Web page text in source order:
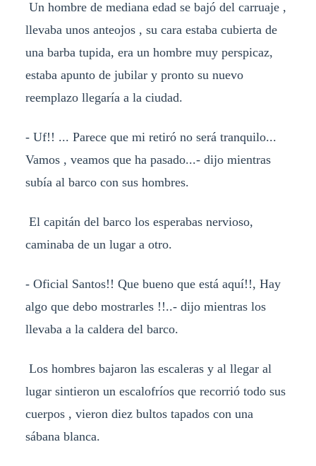
Un hombre de mediana edad se bajó del carruaje ,
llevaba unos anteojos , su cara estaba cubierta de
una barba tupida, era un hombre muy perspicaz,
estaba apunto de jubilar y pronto su nuevo
reemplazo llegaría a la ciudad.
- Uf!! ... Parece que mi retiró no será tranquilo...
Vamos , veamos que ha pasado...- dijo mientras
subía al barco con sus hombres.
El capitán del barco los esperabas nervioso,
caminaba de un lugar a otro.
- Oficial Santos!! Que bueno que está aquí!!, Hay
algo que debo mostrarles !!..- dijo mientras los
llevaba a la caldera del barco.
Los hombres bajaron las escaleras y al llegar al
lugar sintieron un escalofríos que recorrió todo sus
cuerpos , vieron diez bultos tapados con una
sábana blanca.